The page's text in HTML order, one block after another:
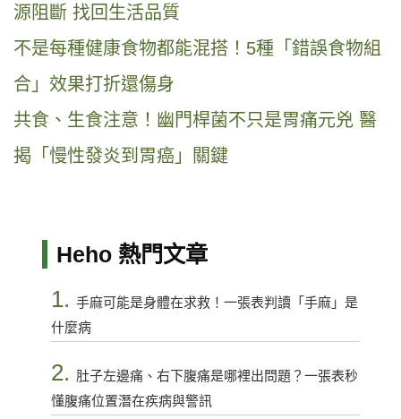
源阻斷 找回生活品質
不是每種健康食物都能混搭！5種「錯誤食物組
合」效果打折還傷身
共食、生食注意！幽門桿菌不只是胃痛元兇 醫
揭「慢性發炎到胃癌」關鍵
Heho 熱門文章
1. 手麻可能是身體在求救！一張表判讀「手麻」是
什麼病
2. 肚子左邊痛、右下腹痛是哪裡出問題？一張表秒
懂腹痛位置潛在疾病與警訊